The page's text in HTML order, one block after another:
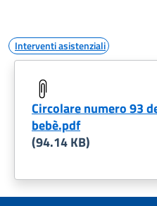
Interventi asistenziali
Circolare numero 93
bebè.pdf
(94.14 KB)